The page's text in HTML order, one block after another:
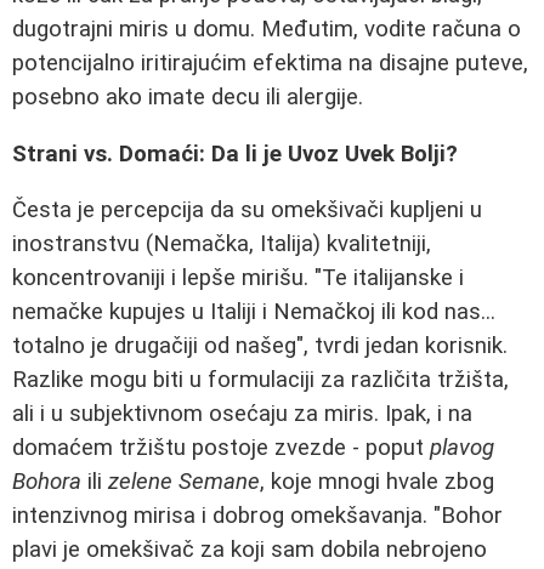
dugotrajni miris u domu. Međutim, vodite računa o
potencijalno iritirajućim efektima na disajne puteve,
posebno ako imate decu ili alergije.
Strani vs. Domaći: Da li je Uvoz Uvek Bolji?
Česta je percepcija da su omekšivači kupljeni u
inostranstvu (Nemačka, Italija) kvalitetniji,
koncentrovaniji i lepše mirišu. "Te italijanske i
nemačke kupujes u Italiji i Nemačkoj ili kod nas...
totalno je drugačiji od našeg", tvrdi jedan korisnik.
Razlike mogu biti u formulaciji za različita tržišta,
ali i u subjektivnom osećaju za miris. Ipak, i na
domaćem tržištu postoje zvezde - poput plavog
Bohora ili zelene Semane, koje mnogi hvale zbog
intenzivnog mirisa i dobrog omekšavanja. "Bohor
plavi je omekšivač za koji sam dobila nebrojeno